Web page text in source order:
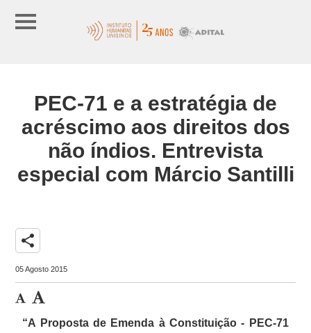
PEC-71 e a estratégia de
acréscimo aos direitos dos
não índios. Entrevista
especial com Márcio Santilli
share
05 Agosto 2015
“A Proposta de Emenda à Constituição - PEC-71